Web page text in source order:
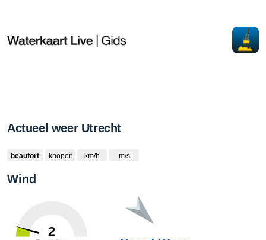
Actueel weer Utrecht
beaufort knopen km/h m/s
Wind
2